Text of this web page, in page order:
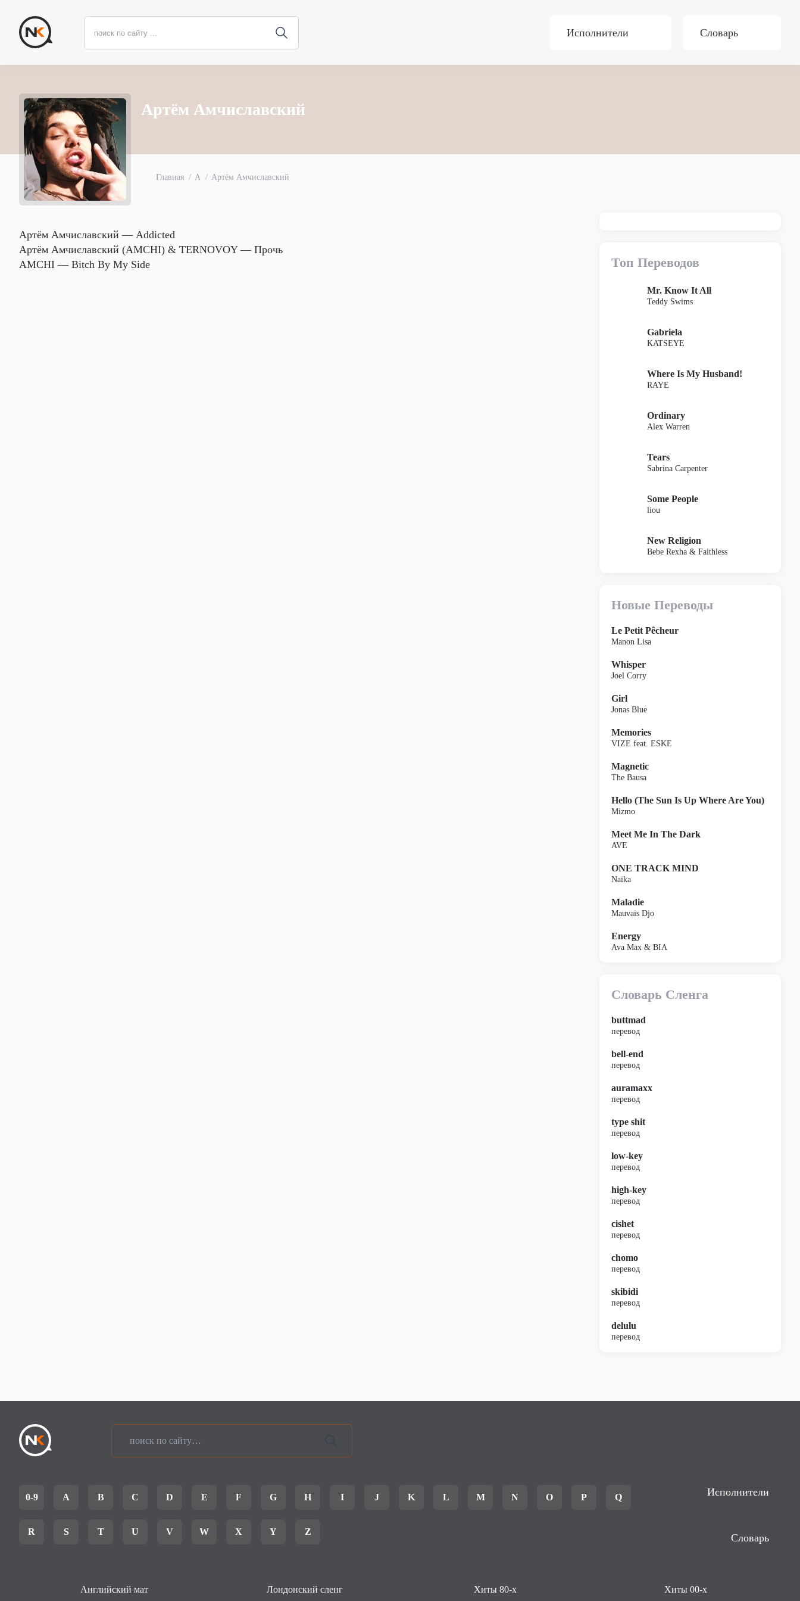
Исполнители Словарь
Артём Амчиславский
Главная А Артём Амчиславский
Артём Амчиславский — Addicted
Артём Амчиславский (AMCHI) & TERNOVOY — Прочь
AMCHI — Bitch By My Side
Топ Переводов
Mr. Know It All
Teddy Swims
Gabriela
KATSEYE
Where Is My Husband!
RAYE
Ordinary
Alex Warren
Tears
Sabrina Carpenter
Some People
liou
New Religion
Bebe Rexha & Faithless
Новые Переводы
Le Petit Pêcheur
Manon Lisa
Whisper
Joel Corry
Girl
Jonas Blue
Memories
VIZE feat. ESKE
Magnetic
The Bausa
Hello (The Sun Is Up Where Are You)
Mizmo
Meet Me In The Dark
AVE
ONE TRACK MIND
Naïka
Maladie
Mauvais Djo
Energy
Ava Max & BIA
Словарь Сленга
buttmad
перевод
bell-end
перевод
auramaxx
перевод
type shit
перевод
low-key
перевод
high-key
перевод
cishet
перевод
chomo
перевод
skibidi
перевод
delulu
перевод
0-9 A B C D E F G H I J K L M N O P Q
R S T U V W X Y Z
Исполнители
Словарь
Английский мат Лондонский сленг Хиты 80-х Хиты 00-х